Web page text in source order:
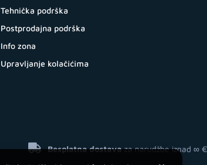
Tehnička podrška
Postprodajna podrška
Info zona
Upravljanje kolačićima
Besplatna dostavaza narudžbe iznad ∞ €